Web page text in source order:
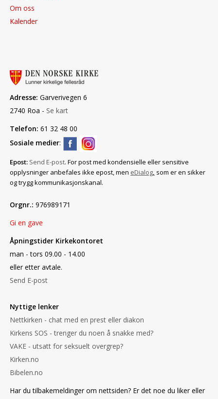
Om oss
Kalender
Adresse: Garverivegen 6
2740 Roa - Se kart
Telefon: 61 32 48 00
Sosiale medier:
Epost: Send E-post. For post med konfidensielle eller sensitive
opplysninger anbefales ikke epost, men eDialog, som er en sikker
og trygg kommunikasjonskanal.
Orgnr.: 976989171
Gi en gave
Åpningstider Kirkekontoret
man - tors 09.00 - 14.00
eller etter avtale.
Send E-post
Nyttige lenker
Nettkirken - chat med en prest eller diakon
Kirkens SOS - trenger du noen å snakke med?
VAKE - utsatt for seksuelt overgrep?
Kirken.no
Bibelen.no
Har du tilbakemeldinger om nettsiden? Er det noe du liker eller